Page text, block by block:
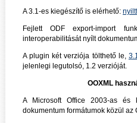
A 3.1-es kiegészítő is elérhető:
Fejlett ODF export-import
interoperabilitását nyílt
A plugin két verziója tölthető le,
jelenlegi legutolsó, 1.2 verzióját.
OOXML
A Microsoft Office 2003-as és
dokumentum formátumok közül az